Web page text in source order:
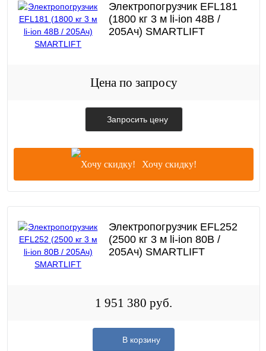
Электропогрузчик EFL181
(1800 кг 3 м li-ion 48В /
205Ач) SMARTLIFT
Цена по запросу
Запросить цену
Хочу скидку!
Электропогрузчик EFL252
(2500 кг 3 м li-ion 80В /
205Ач) SMARTLIFT
1 951 380 руб.
В корзину